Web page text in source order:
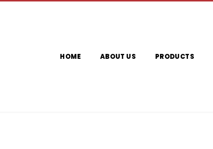
HOME ABOUT US PRODUCTS